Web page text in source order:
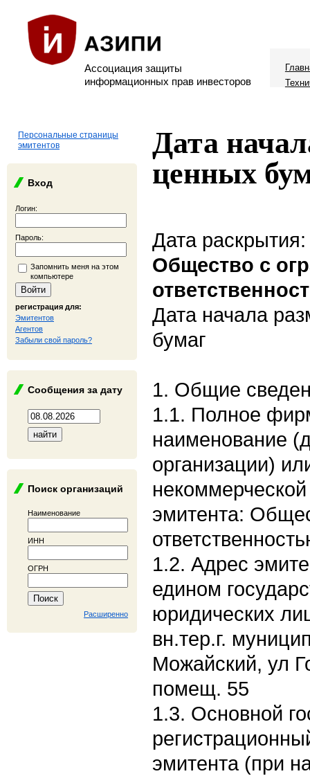
Ассоциация защиты
информационных прав инвесторов
Персональные страницы
эмитентов
Вход
Логин:
Пароль:
Запомнить меня на этом
компьютере
регистрация для:
Эмитентов
Агентов
Забыли свой пароль?
Сообщения за дату
Поиск организаций
Наименование
ИНН
ОГРН
Расширенно
Дата
ценных
Дата
Общество с
Дата начала
бумаг
1. Общие
1.1. Полное
наименование
организации)
эмитента:
1.2. Адрес
едином
юридических
вн.тер.г.
Можайский, ул
помещ. 55
1.3. Основной
эмитента (при